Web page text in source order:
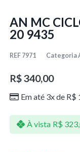
AN MC
20 9435
REF 7971 Categoria
R$340,00
Em até 3x de R$
À vista R$